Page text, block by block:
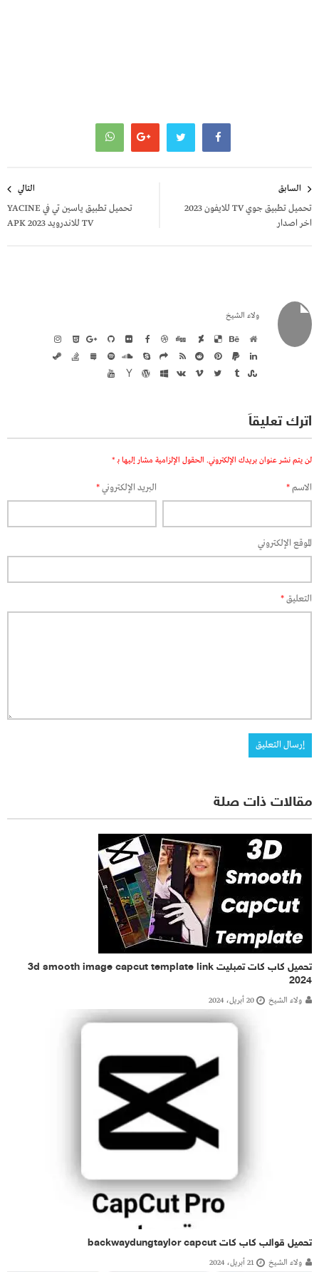
المقالات
السابق
تحميل تطبيق جوي TV للايفون 2023
اخر اصدار
التالي
تحميل تطبيق ياسين تي في YACINE
TV للاندرويد APK 2023
ولاء الشيخ
اترك تعليقاً
لن يتم نشر عنوان بريدك الإلكتروني. الحقول الإلزامية مشار إليها بـ *
الاسم* البريد الإلكتروني*
الموقع الإلكتروني
التعليق*
مقالات ذات صلة
تحميل كاب كات تمبليت 3d smooth image capcut template link
2024
ولاء الشيخ 20 أبريل، 2024
تحميل قوالب كاب كات backwaydungtaylor capcut
ولاء الشيخ 21 أبريل، 2024